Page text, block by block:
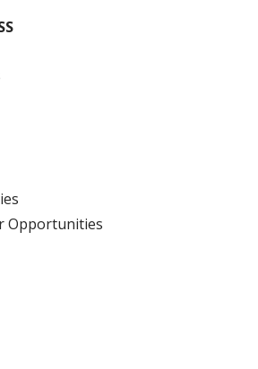
Opportunities